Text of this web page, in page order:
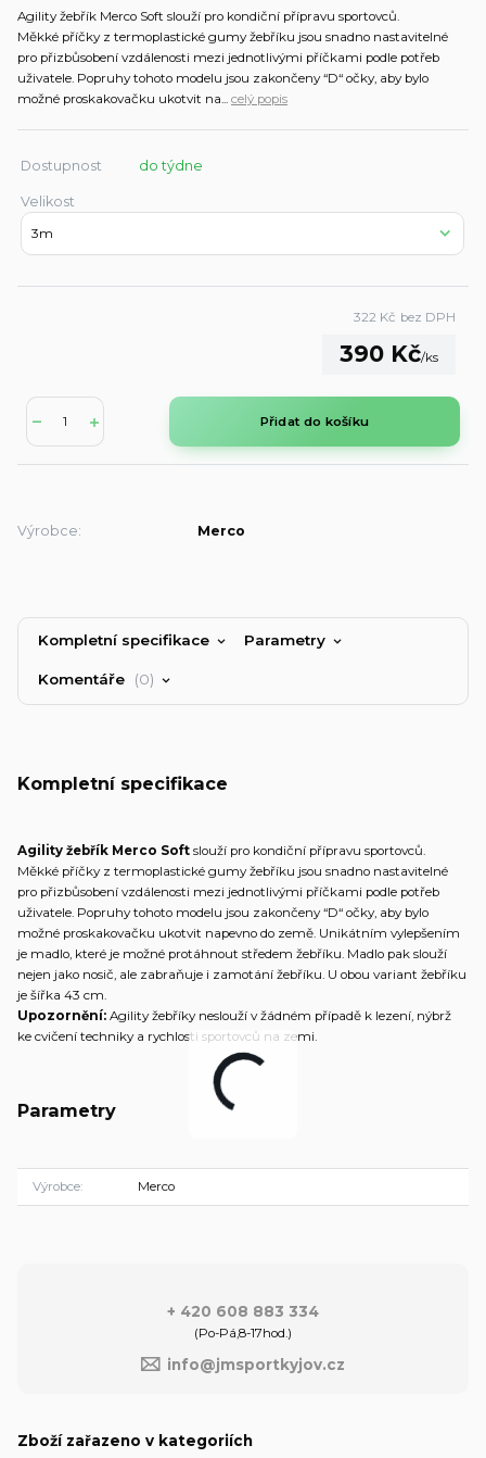
Agility žebřík Merco Soft slouží pro kondiční přípravu sportovců.
Měkké příčky z termoplastické gumy žebříku jsou snadno nastavitelné
pro přizbůsobení vzdálenosti mezi jednotlivými příčkami podle potřeb
uživatele. Popruhy tohoto modelu jsou zakončeny “D“ očky, aby bylo
možné proskakovačku ukotvit na... celý popis
Dostupnost do týdne
Velikost
390 Kč/ks
322 Kč bez DPH
Přidat do košíku
Výrobce: Merco
Kompletní specifikace Parametry
Komentáře 0
Kompletní specifikace
Agility žebřík Merco Soft slouží pro kondiční přípravu sportovců.
Měkké příčky z termoplastické gumy žebříku jsou snadno nastavitelné
pro přizbůsobení vzdálenosti mezi jednotlivými příčkami podle potřeb
uživatele. Popruhy tohoto modelu jsou zakončeny “D“ očky, aby bylo
možné proskakovačku ukotvit napevno do země. Unikátním vylepšením
je madlo, které je možné protáhnout středem žebříku. Madlo pak slouží
nejen jako nosič, ale zabraňuje i zamotání žebříku. U obou variant žebříku
je šířka 43 cm.
Upozornění: Agility žebříky neslouží v žádném případě k lezení, nýbrž
ke cvičení techniky a rychlosti sportovců na zemi.
Parametry
Výrobce Merco
+ 420 608 883 334
(Po-Pá,8-17hod.)
info@jmsportkyjov.cz
Zboží zařazeno v kategoriích